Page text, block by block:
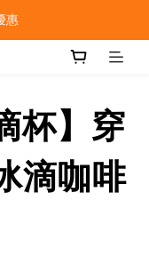
惠
杯】穿
滴咖啡